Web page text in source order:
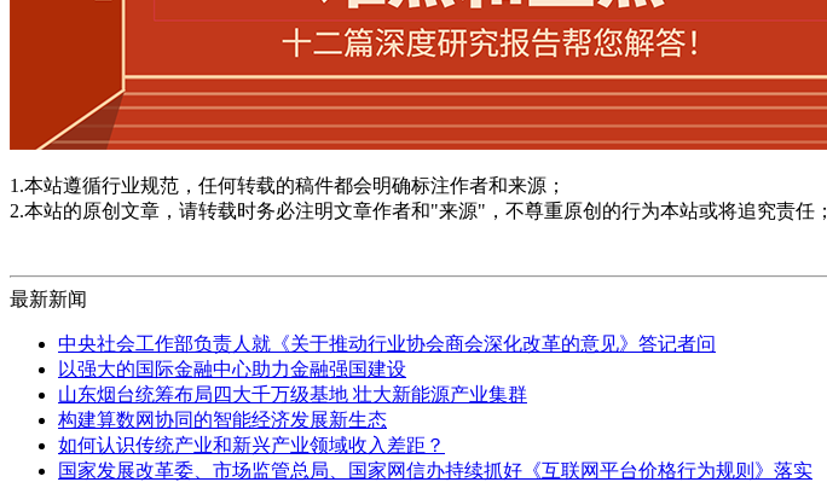
1.本站遵循行业规范，任何转载的稿件都会明确标注作者和来源；
2.本站的原创文章，请转载时务必注明文章作者和"来源"，不尊重原创的行为本站或将追究责任；
最新新闻
中央社会工作部负责人就《关于推动行业协会商会深化改革的意见》答记者问
以强大的国际金融中心助力金融强国建设
山东烟台统筹布局四大千万级基地 壮大新能源产业集群
构建算数网协同的智能经济发展新生态
如何认识传统产业和新兴产业领域收入差距？
国家发展改革委、市场监管总局、国家网信办持续抓好《互联网平台价格行为规则》落实